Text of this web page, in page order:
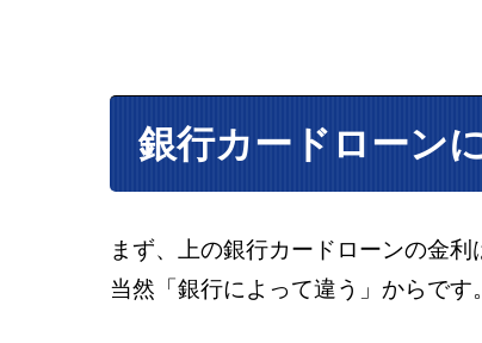
銀行カードローン
まず、上の銀行カードローンの金
当然「銀行によって違う」からです。